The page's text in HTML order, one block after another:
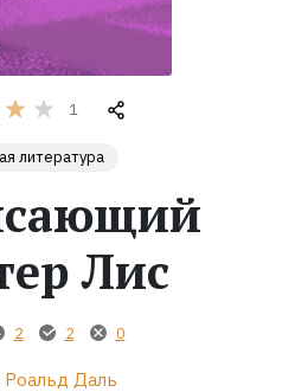
1
литература
Лис
2 2 0
Роальд Даль